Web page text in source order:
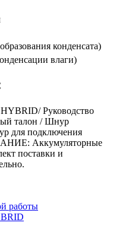
конденсата)
влаги)
Руководство
талон / Шнур
для подключения
Аккумуляторные
поставки и
работы